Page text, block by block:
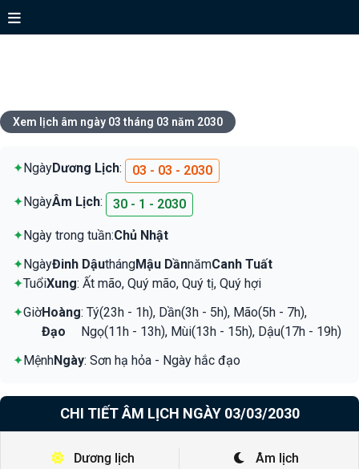
Xem lịch âm ngày 03 tháng 03 năm 2030
✦NgàyDương Lịch: 03 - 03 - 2030
✦NgàyÂm Lịch: 30 - 1 - 2030
✦Ngày trong tuần:Chủ Nhật
✦NgàyĐinh DậuthángMậu DầnnămCanh Tuất
✦TuổiXung: Ất mão, Quý mão, Quý tị, Quý hợi
✦GiờHoàng
Đạo
: Tý(23h - 1h), Dần(3h - 5h), Mão(5h - 7h),
Ngọ(11h - 13h), Mùi(13h - 15h), Dậu(17h - 19h)
✦MệnhNgày: Sơn hạ hỏa - Ngày hắc đạo
CHI TIẾT ÂM LỊCH NGÀY 03/03/2030
Dương lịch Âm lịch